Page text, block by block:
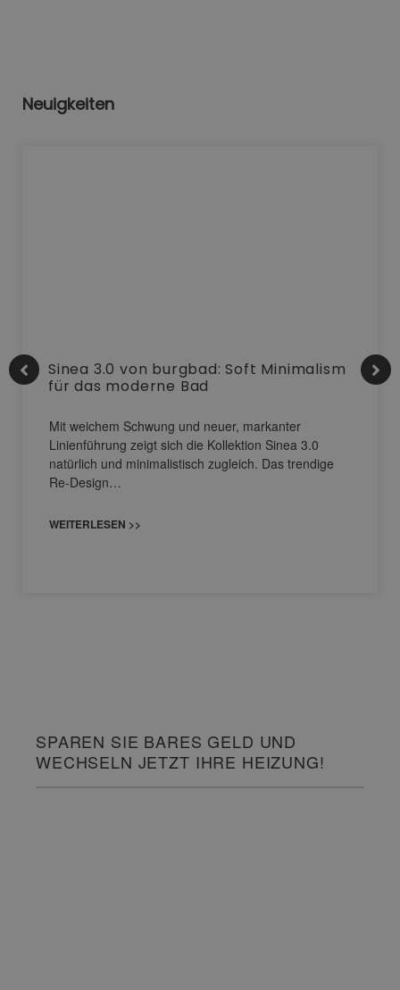
Neuigkeiten
Sinea 3.0 von burgbad: Soft Minimalism
für das moderne Bad
Mit weichem Schwung und neuer, markanter
Linienführung zeigt sich die Kollektion Sinea 3.0
natürlich und minimalistisch zugleich. Das trendige
Re-Design…
WEITERLESEN >>
SPAREN SIE BARES GELD UND
WECHSELN JETZT IHRE HEIZUNG!